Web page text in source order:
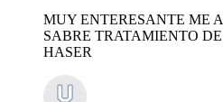
MUY ENTERESANTE ME
SABRE TRATAMIENTO
HASER